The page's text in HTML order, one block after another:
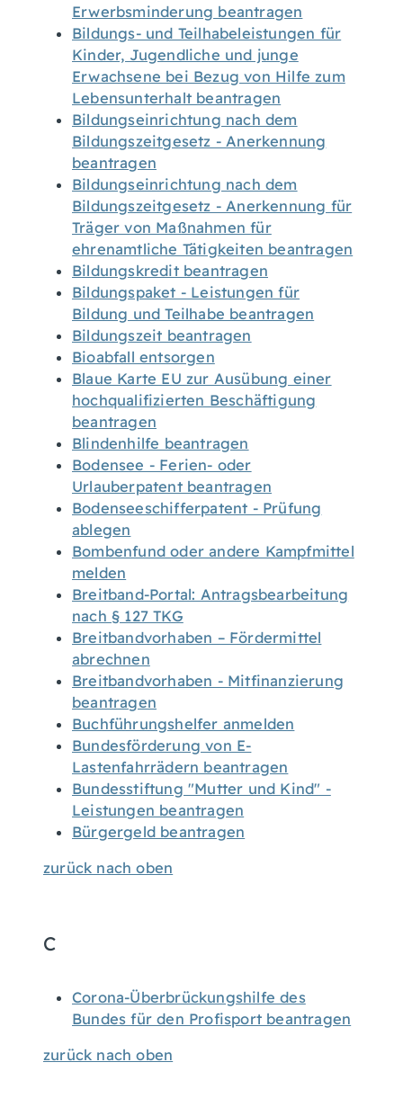
Erwerbsminderung beantragen
Bildungs- und Teilhabeleistungen für
Kinder, Jugendliche und junge
Erwachsene bei Bezug von Hilfe zum
Lebensunterhalt beantragen
Bildungseinrichtung nach dem
Bildungszeitgesetz - Anerkennung
beantragen
Bildungseinrichtung nach dem
Bildungszeitgesetz - Anerkennung für
Träger von Maßnahmen für
ehrenamtliche Tätigkeiten beantragen
Bildungskredit beantragen
Bildungspaket - Leistungen für
Bildung und Teilhabe beantragen
Bildungszeit beantragen
Bioabfall entsorgen
Blaue Karte EU zur Ausübung einer
hochqualifizierten Beschäftigung
beantragen
Blindenhilfe beantragen
Bodensee - Ferien- oder
Urlauberpatent beantragen
Bodenseeschifferpatent - Prüfung
ablegen
Bombenfund oder andere Kampfmittel
melden
Breitband-Portal: Antragsbearbeitung
nach § 127 TKG
Breitbandvorhaben – Fördermittel
abrechnen
Breitbandvorhaben - Mitfinanzierung
beantragen
Buchführungshelfer anmelden
Bundesförderung von E-
Lastenfahrrädern beantragen
Bundesstiftung "Mutter und Kind" -
Leistungen beantragen
Bürgergeld beantragen
zurück nach oben
C
Corona-Überbrückungshilfe des
Bundes für den Profisport beantragen
zurück nach oben